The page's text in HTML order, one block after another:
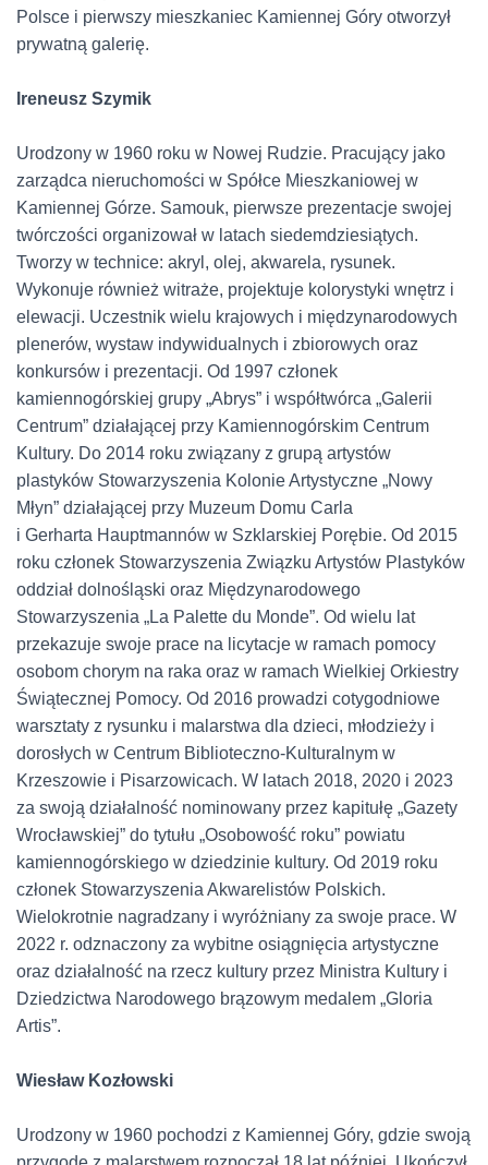
Polsce i pierwszy mieszkaniec Kamiennej Góry otworzył
prywatną galerię.
Ireneusz Szymik
Urodzony w 1960 roku w Nowej Rudzie. Pracujący jako
zarządca nieruchomości w Spółce Mieszkaniowej w
Kamiennej Górze. Samouk, pierwsze prezentacje swojej
twórczości organizował w latach siedemdziesiątych.
Tworzy w technice: akryl, olej, akwarela, rysunek.
Wykonuje również witraże, projektuje kolorystyki wnętrz i
elewacji. Uczestnik wielu krajowych i międzynarodowych
plenerów, wystaw indywidualnych i zbiorowych oraz
konkursów i prezentacji. Od 1997 członek
kamiennogórskiej grupy „Abrys” i współtwórca „Galerii
Centrum” działającej przy Kamiennogórskim Centrum
Kultury. Do 2014 roku związany z grupą artystów
plastyków Stowarzyszenia Kolonie Artystyczne „Nowy
Młyn” działającej przy Muzeum Domu Carla
i Gerharta Hauptmannów w Szklarskiej Porębie. Od 2015
roku członek Stowarzyszenia Związku Artystów Plastyków
oddział dolnośląski oraz Międzynarodowego
Stowarzyszenia „La Palette du Monde”. Od wielu lat
przekazuje swoje prace na licytacje w ramach pomocy
osobom chorym na raka oraz w ramach Wielkiej Orkiestry
Świątecznej Pomocy. Od 2016 prowadzi cotygodniowe
warsztaty z rysunku i malarstwa dla dzieci, młodzieży i
dorosłych w Centrum Biblioteczno-Kulturalnym w
Krzeszowie i Pisarzowicach. W latach 2018, 2020 i 2023
za swoją działalność nominowany przez kapitułę „Gazety
Wrocławskiej” do tytułu „Osobowość roku” powiatu
kamiennogórskiego w dziedzinie kultury. Od 2019 roku
członek Stowarzyszenia Akwarelistów Polskich.
Wielokrotnie nagradzany i wyróżniany za swoje prace. W
2022 r. odznaczony za wybitne osiągnięcia artystyczne
oraz działalność na rzecz kultury przez Ministra Kultury i
Dziedzictwa Narodowego brązowym medalem „Gloria
Artis”.
Wiesław Kozłowski
Urodzony w 1960 pochodzi z Kamiennej Góry, gdzie swoją